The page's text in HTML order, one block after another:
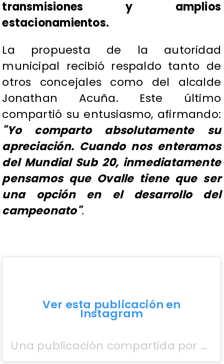
transmisiones y amplios
estacionamientos.
La propuesta de la autoridad
municipal recibió respaldo tanto de
otros concejales como del alcalde
Jonathan Acuña. Este último
compartió su entusiasmo, afirmando:
"Yo comparto absolutamente su
apreciación. Cuando nos enteramos
del Mundial Sub 20, inmediatamente
pensamos que Ovalle tiene que ser
una opción en el desarrollo del
campeonato".
Ver esta publicación en
Instagram
Una publicación compartida por Patricio Reyes Araya (@patricioreyesovalle)